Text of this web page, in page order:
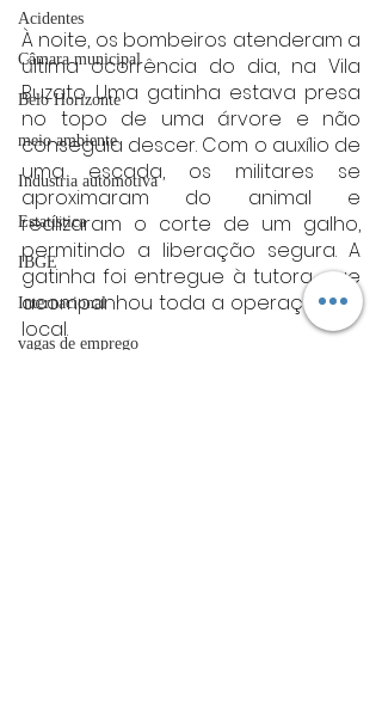
Acidentes
Câmara municipal
Belo Horizonte
meio ambiente
Industria automotiva
Estatística
IBGE
Internacional
vagas de emprego
À noite, os bombeiros atenderam a
última ocorrência do dia, na Vila
Buzato. Uma gatinha estava presa
no topo de uma árvore e não
conseguia descer. Com o auxílio de
uma escada, os militares se
aproximaram do animal e
realizaram o corte de um galho,
permitindo a liberação segura. A
gatinha foi entregue à tutora, que
acompanhou toda a operação no
local.